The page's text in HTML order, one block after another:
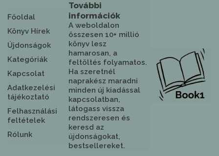
Főoldal
Könyv Hírek
Újdonságok
Kategóriák
Kapcsolat
Adatkezelési
tájékoztató
Felhasználási
feltételek
Rólunk
További
információk
A weboldalon
összesen 10+ millió
könyv lesz
hamarosan, a
feltöltés folyamatos.
Ha szeretnél
naprakész maradni
minden új kiadással
kapcsolatban,
látogass vissza
rendszeresen és
keresd az
újdonságokat,
bestsellereket.